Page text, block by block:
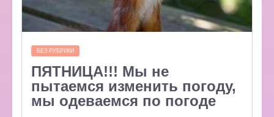
БЕЗ РУБРИКИ
ПЯТНИЦА!!! Мы не
пытаемся изменить погоду,
мы одеваемся по погоде